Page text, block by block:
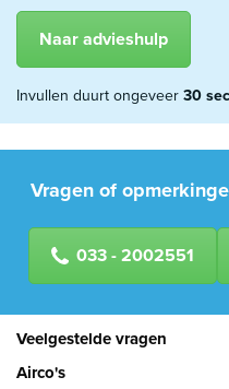
Naar advieshulp
Invullen duurt ongeveer30
Vragen of
033 - 2002551
Veelgestelde vragen
Airco's